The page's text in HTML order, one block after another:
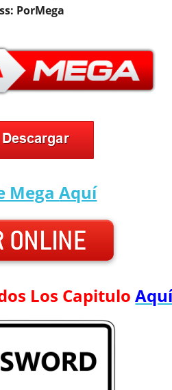
PorMega
MegaAquí
Los Capitulo